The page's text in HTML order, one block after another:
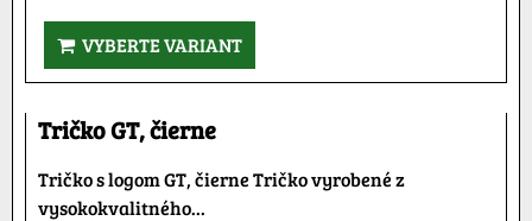
VYBERTE VARIANT
Tričko GT, čierne
Tričko s logom GT, čierne Tričko vyrobené z
vysokokvalitného...